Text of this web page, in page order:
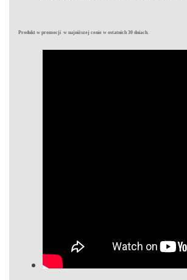
Produkt w promocji w najniższej cenie w ostatnich 30 dniach.